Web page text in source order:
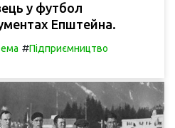
у футбол
Епштейна.
#Підприємництво